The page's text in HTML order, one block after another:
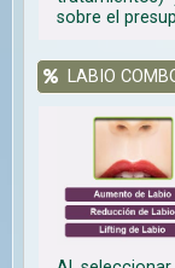
sobre el
LABIO